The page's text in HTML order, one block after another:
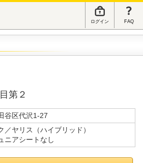
ログイン FAQ
第２
谷区代沢1-27
／ヤリス（ハイブリッド）
ニアシートなし